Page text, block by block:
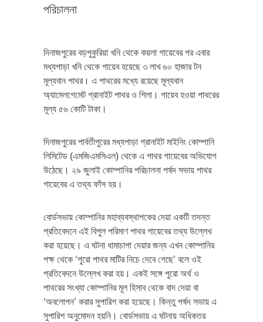
পরিচালনা
দিনাজপুরের বড়পুকুরিয়া খনি থেকে কয়লা গায়েবের পর এবার
মধ্যপাড়া খনি থেকে গায়েব হয়েছে ৩ লাখ ৬০ হাজার টন
মূল্যবান পাথর। এ পাথরের মধ্যে রয়েছে মূল্যবান
অ্যামেলগেমেট গ্রানাইট পাথর ও শিলা। গায়েব হওয়া পাথরের
মূল্য ৫৬ কোটি টাকা।
দিনাজপুরের পার্বতীপুরের মধ্যপাড়া গ্রানাইট মাইনিং কোম্পানি
লিমিটেড (এমজিএমসিএল) থেকে এ পাথর গায়েবের অভিযোগ
উঠেছে। ২৯ জুলাই কোম্পানির পরিচালনা পর্ষদ সভায় পাথর
গায়েবের এ তথ্য ফাঁস হয়।
বোর্ডসভায় কোম্পানির মহাব্যবস্থাপকের দেয়া একটি তদন্ত
প্রতিবেদনে এই বিপুল পরিমাণ পাথর গায়েবের তথ্য উল্লেখ
করা হয়েছে। এ ঘটনা ধামাচাপা দেয়ার জন্য এখন কোম্পানির
পক্ষ থেকে ‘পুরো পাথর মাটির নিচে দেবে গেছে’ বলে ওই
প্রতিবেদনে উল্লেখ করা হয়। একই সঙ্গে পুরো অর্থ ও
পাথরের সংখ্যা কোম্পানির মূল হিসাব থেকে বাদ দেয়া বা
‘অবলোপন’ করার সুপারিশ করা হয়েছে। কিন্তু পর্ষদ সভায় এ
সুপারিশ অনুমোদন হয়নি। বোর্ডসভায় এ ঘটনায় অধিকতর